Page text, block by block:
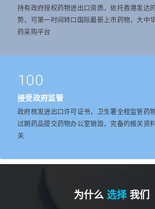
持有政府授权药物进出口资质，依托香港发达
势，可第一时间转口国际最新上市药物，大中
药采购平台
100
接受政府监管
政府核发进出口许可证书，卫生署全程监管药
过期药品提交药物办公室销毁，完备的报关资
关
为什么 选择我们